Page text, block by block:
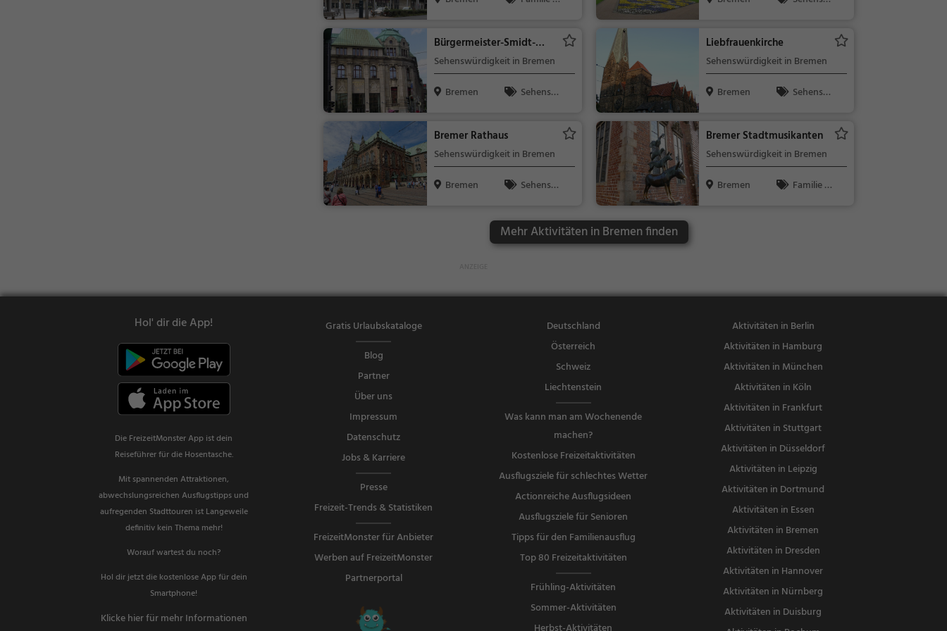
Bürgermeister-Smidt-
Straße
Sehenswürdigkeit in Bremen
Bremen
Sehensw
Liebfrauenkirche
Sehenswürdigkeit in Bremen
Bremen
Sehensw
Bremer Rathaus
Sehenswürdigkeit in Bremen
Bremen
Sehensw
Bremer Stadtmusikanten
Sehenswürdigkeit in Bremen
Bremen
Familie &
Mehr Aktivitäten in Bremen finden
Hol' dir die App!
Die FreizeitMonster App ist dein
Reiseführer für die Hosentasche.
Mit spannenden Attraktionen,
abwechslungsreichen Ausflugstipps und
aufregenden Stadttouren ist Langeweile
definitiv kein Thema mehr!
Worauf wartest du noch?
Hol dir jetzt die kostenlose App für dein
Smartphone!
Klicke hier für mehr Informationen
Gratis Urlaubskataloge
Blog
Partner
Über uns
Impressum
Datenschutz
Jobs & Karriere
Presse
Freizeit-Trends & Statistiken
FreizeitMonster für Anbieter
Werben auf FreizeitMonster
Partnerportal
Deutschland
Österreich
Schweiz
Liechtenstein
Was kann man am Wochenende
machen?
Kostenlose Freizeitaktivitäten
Ausflugsziele für schlechtes Wetter
Actionreiche Ausflugsideen
Ausflugsziele für Senioren
Tipps für den Familienausflug
Top 80 Freizeitaktivitäten
Frühling-Aktivitäten
Sommer-Aktivitäten
Aktivitäten in Berlin
Aktivitäten in Hamburg
Aktivitäten in München
Aktivitäten in Köln
Aktivitäten in Frankfurt
Aktivitäten in Stuttgart
Aktivitäten in Düsseldorf
Aktivitäten in Leipzig
Aktivitäten in Dortmund
Aktivitäten in Essen
Aktivitäten in Bremen
Aktivitäten in Dresden
Aktivitäten in Hannover
Aktivitäten in Nürnberg
Aktivitäten in Duisburg